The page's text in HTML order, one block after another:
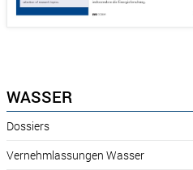
WASSER
Dossiers
Vernehmlassungen Wasser